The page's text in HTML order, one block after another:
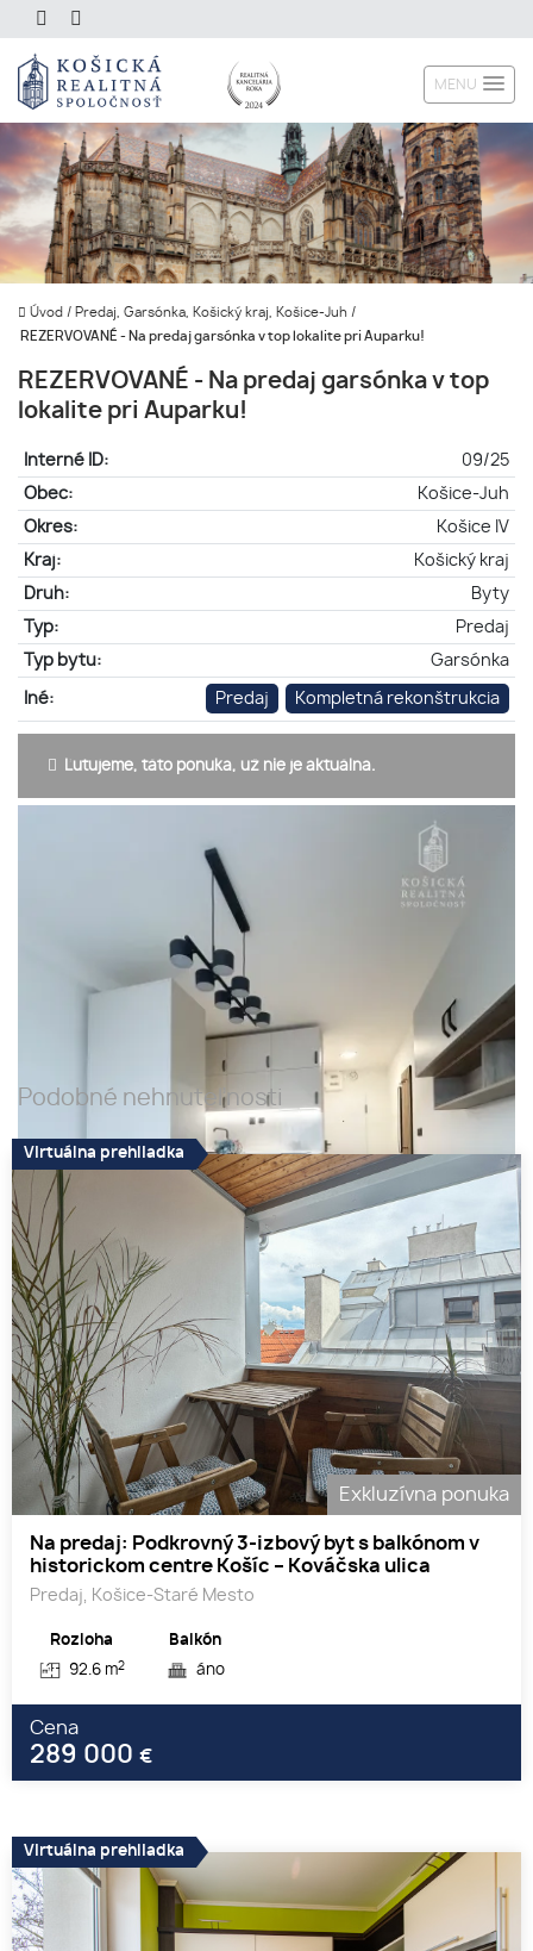
MENU
Úvod / Predaj, Garsónka, Košický kraj, Košice-Juh /
REZERVOVANÉ - Na predaj garsónka v top lokalite pri Auparku!
REZERVOVANÉ - Na predaj garsónka v top
lokalite pri Auparku!
Interné ID:
09/25
Obec:
Košice-Juh
Okres:
Košice IV
Kraj:
Košický kraj
Druh:
Byty
Typ:
Predaj
Typ bytu:
Garsónka
Iné: Predaj Kompletná rekonštrukcia
Ľutujeme, táto ponuka, už nie je aktuálna.
Podobné nehnuteľnosti
Exkluzívna ponuka
Na predaj: Podkrovný 3-izbový byt s balkónom v
historickom centre Košíc – Kováčska ulica
Predaj, Košice-Staré Mesto
Rozloha
92.6 m2
Balkón
áno
Cena
289 000 €
Virtuálna prehliadka
Virtuálna prehliadka